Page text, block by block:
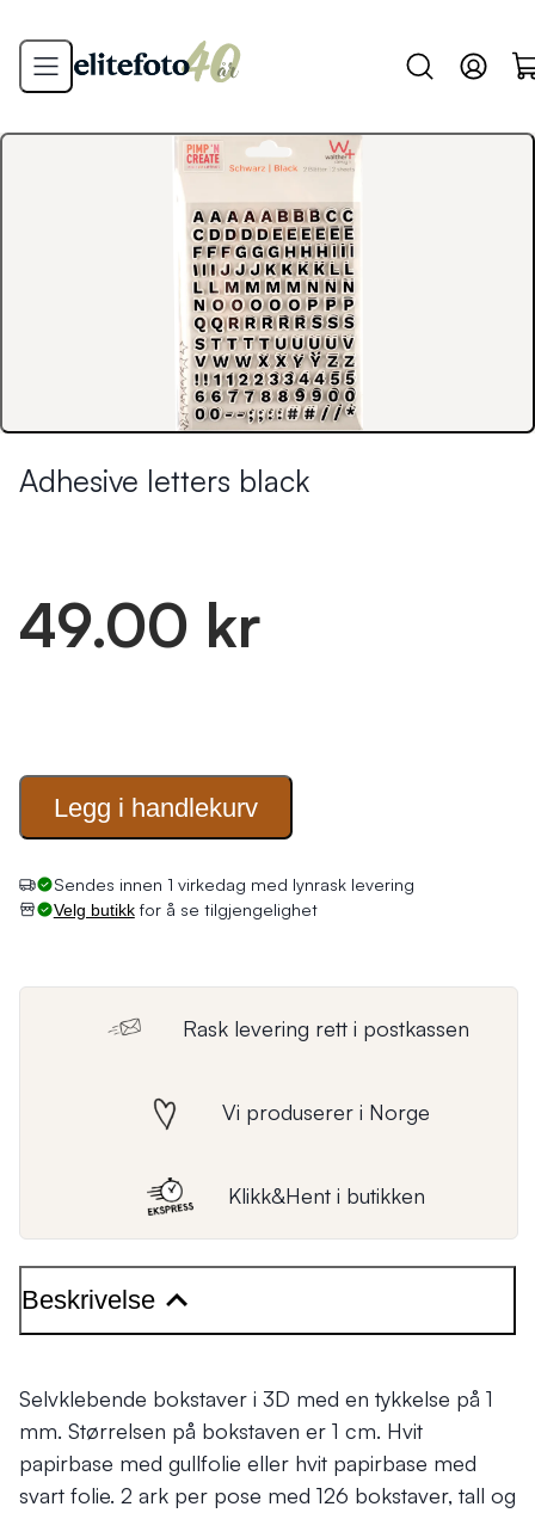
Adhesive letters black
49.00 kr
Legg i handlekurv
Sendes innen 1 virkedag med lynrask levering
Velg butikkfor å se tilgjengelighet
Rask levering rett i postkassen
Vi produserer i Norge
Klikk&Hent i butikken
Beskrivelse
Selvklebende bokstaver i 3D med en tykkelse på 1
mm. Størrelsen på bokstaven er 1 cm. Hvit
papirbase med gullfolie eller hvit papirbase med
svart folie. 2 ark per pose med 126 bokstaver, tall og